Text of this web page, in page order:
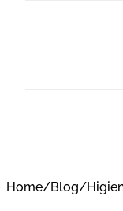
Home/Blog/